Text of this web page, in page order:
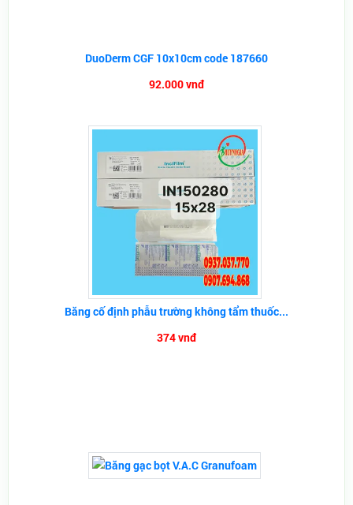
DuoDerm CGF 10x10cm code 187660
92.000 vnđ
Băng cố định phẫu trường không tẩm thuốc...
374 vnđ